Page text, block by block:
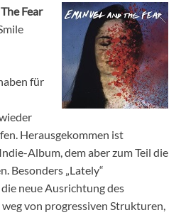
Fear
für
Herausgekommen ist
Album, dem aber zum Teil die
Besonders „Lately“
neue Ausrichtung des
weg von progressiven Strukturen,